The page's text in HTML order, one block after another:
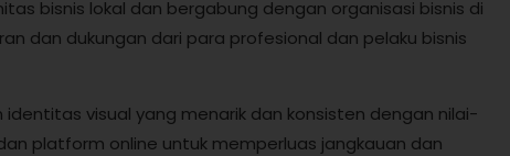
bisnis lokal dan bergabung dengan organisasi bisnis di
dan dukungan dari para profesional dan pelaku bisnis
visual yang menarik dan konsisten dengan nilai-
platform online untuk memperluas jangkauan dan